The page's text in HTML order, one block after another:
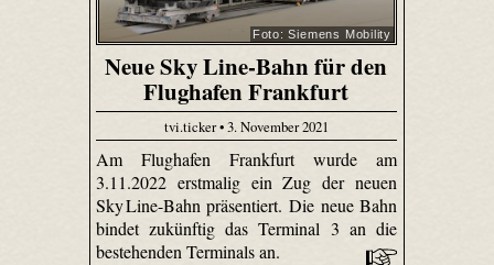
Foto: Siemens Mobility
Neue Sky Line-Bahn für den
Flughafen Frankfurt
tvi.ticker • 3. November 2021
Am Flughafen Frankfurt wurde am
3.11.2022 erstmalig ein Zug der neuen
Sky Line-Bahn präsentiert. Die neue Bahn
bindet zukünftig das Terminal 3 an die
bestehenden Terminals an.